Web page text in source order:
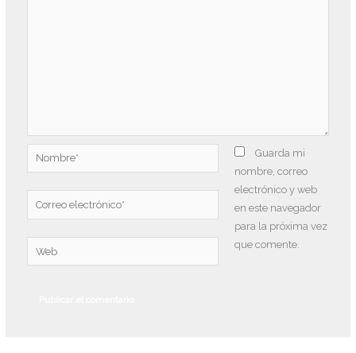
Nombre*
Correo
electrónico*
Web
Guarda mi
nombre, correo
electrónico y web
en este navegador
para la próxima vez
que comente.